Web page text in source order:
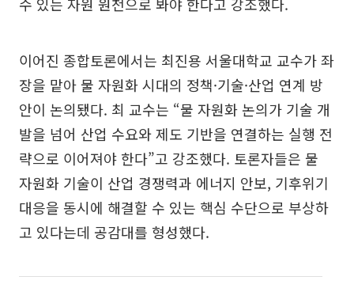
이어진 종합토론에서는 최진용 서울대학교 교수가 좌
장을 맡아 물 자원화 시대의 정책·기술·산업 연계 방
안이 논의됐다. 최 교수는 “물 자원화 논의가 기술 개
발을 넘어 산업 수요와 제도 기반을 연결하는 실행 전
략으로 이어져야 한다”고 강조했다. 토론자들은 물
자원화 기술이 산업 경쟁력과 에너지 안보, 기후위기
대응을 동시에 해결할 수 있는 핵심 수단으로 부상하
고 있다는데 공감대를 형성했다.